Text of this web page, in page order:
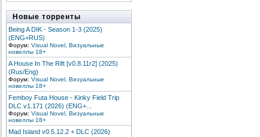
Новые торренты
Being A DIK - Season 1-3 (2025)
(ENG+RUS)
Форум: Visual Novel, Визуальные
новеллы 18+
A House In The Rift [v0.8.11r2] (2025)
(Rus/Eng)
Форум: Visual Novel, Визуальные
новеллы 18+
Femboy Futa House - Kinky Field Trip
DLC v1.171 (2026) (ENG+...
Форум: Visual Novel, Визуальные
новеллы 18+
Mad Island v0.5.12.2 + DLC (2026)